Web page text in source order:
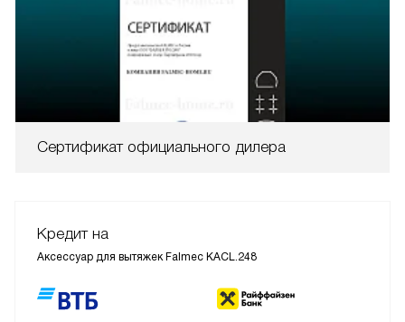
Сертификат официального дилера
Кредит на
Аксессуар для вытяжек Falmec KACL.248